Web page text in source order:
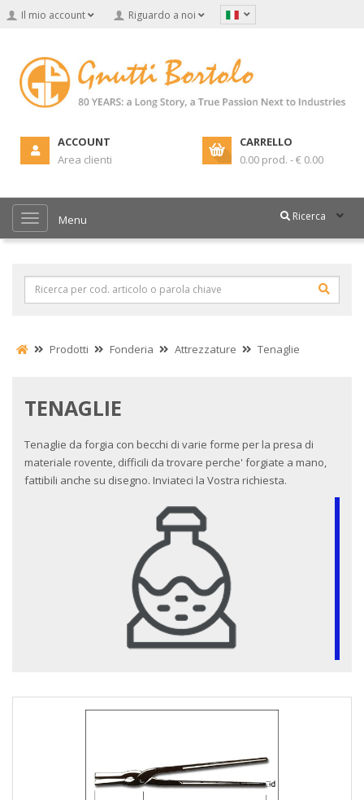
Il mio account Riguardo a noi
ACCOUNT
Area clienti
CARRELLO
0.00 prod. - € 0.00
Menu Ricerca
Prodotti Fonderia Attrezzature Tenaglie
TENAGLIE
Tenaglie da forgia con becchi di varie forme per la presa di
materiale rovente, difficili da trovare perche' forgiate a mano,
fattibili anche su disegno. Inviateci la Vostra richiesta.